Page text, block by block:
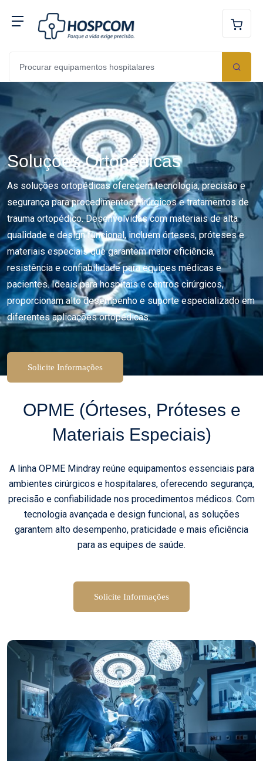
Soluções Ortopédicas
As soluções ortopédicas oferecem tecnologia, precisão e
segurança para procedimentos cirúrgicos e tratamentos de
trauma ortopédico. Desenvolvidas com materiais de alta
qualidade e design funcional, incluem órteses, próteses e
materiais especiais que garantem maior eficiência,
resistência e confiabilidade para equipes médicas e
pacientes. Ideais para hospitais e centros cirúrgicos,
proporcionam alto desempenho e suporte especializado em
diferentes aplicações ortopédicas.
Solicite Informações
OPME (Órteses, Próteses e
Materiais Especiais)
A linha OPME Mindray reúne equipamentos essenciais para
ambientes cirúrgicos e hospitalares, oferecendo segurança,
precisão e confiabilidade nos procedimentos médicos. Com
tecnologia avançada e design funcional, as soluções
garantem alto desempenho, praticidade e mais eficiência
para as equipes de saúde.
Solicite Informações